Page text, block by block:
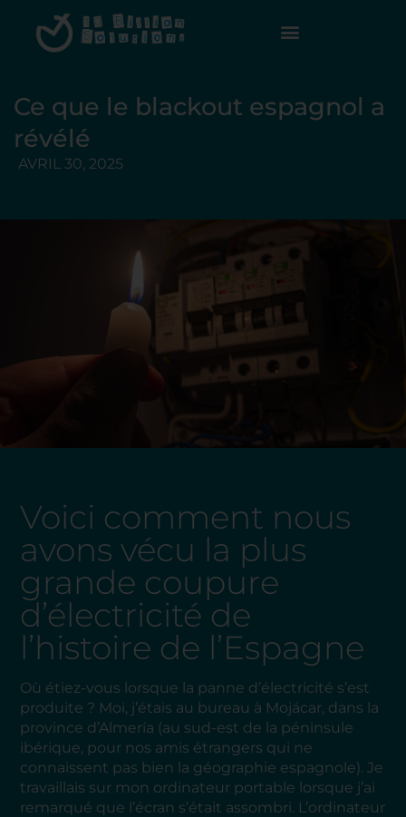
Ce que le blackout espagnol a
révélé
AVRIL 30, 2025
Voici comment nous
avons vécu la plus
grande coupure
d’électricité de
l’histoire de l’Espagne
Où étiez-vous lorsque la panne d’électricité s’est
produite ? Moi, j’étais au bureau à Mojácar, dans la
province d’Almería (au sud-est de la péninsule
ibérique, pour nos amis étrangers qui ne
connaissent pas bien la géographie espagnole). Je
travaillais sur mon ordinateur portable lorsque j’ai
remarqué que l’écran s’était assombri. L’ordinateur